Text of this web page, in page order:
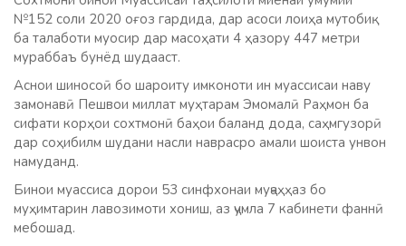
№152 соли 2020 оғоз гардида, дар асоси лоиҳа мутобиқ
ба талаботи муосир дар масоҳати 4 ҳазору 447 метри
мураббаъ бунёд шудааст.
Аснои шиносоӣ бо шароиту имконоти ин муассисаи наву
замонавӣ Пешвои миллат муҳтарам Эмомалӣ Раҳмон ба
сифати корҳои сохтмонӣ баҳои баланд дода, саҳмгузорӣ
дар соҳибилм шудани насли наврасро амали шоиста унвон
намуданд.
Бинои муассиса дорои 53 синфхонаи муҷаҳҳаз бо
муҳимтарин лавозимоти хониш, аз ҷумла 7 кабинети фаннӣ
мебошад.